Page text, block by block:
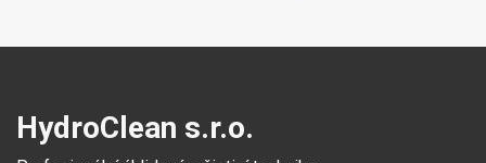
HydroClean s.r.o.